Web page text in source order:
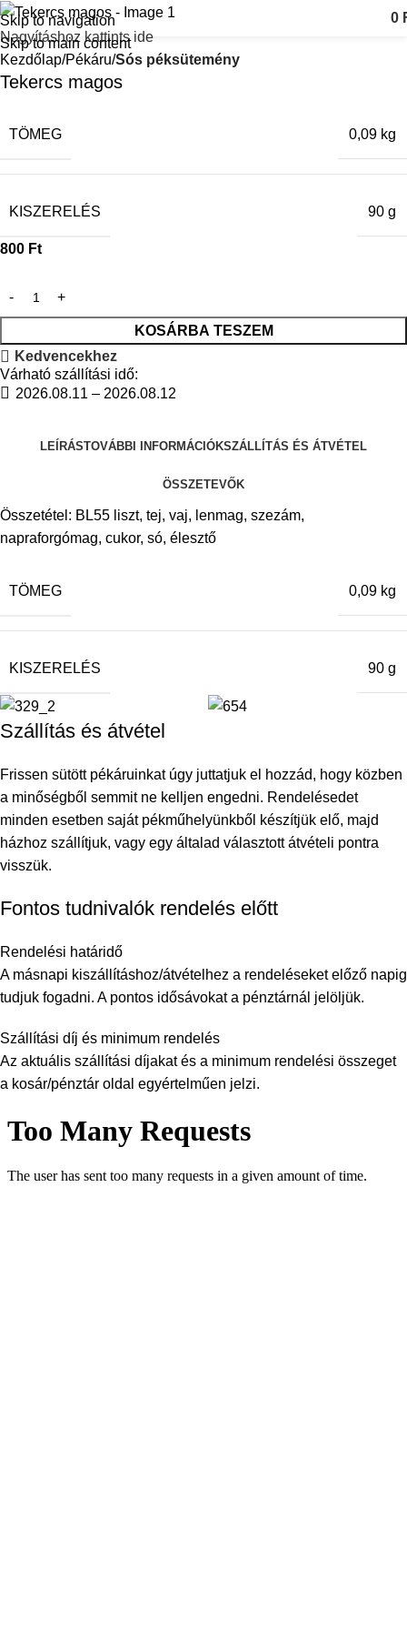
Skip to navigation
Skip to main content
0
Nagyításhoz kattints ide
Kezdőlap Pékáru Sós péksütemény
Tekercs magos
TÖMEG 0,09 kg
KISZERELÉS 90 g
800 Ft
KOSÁRBA TESZEM
Kedvencekhez
Várható szállítási idő:
2026.08.11 – 2026.08.12
LEÍRÁSTOVÁBBI INFORMÁCIÓKSZÁLLÍTÁS ÉS ÁTVÉTEL
ÖSSZETEVŐK
Összetétel: BL55 liszt, tej, vaj, lenmag, szezám,
napraforgómag, cukor, só, élesztő
TÖMEG 0,09 kg
KISZERELÉS 90 g
Szállítás és átvétel
Frissen sütött pékáruinkat úgy juttatjuk el hozzád, hogy közben
a minőségből semmit ne kelljen engedni. Rendelésedet
minden esetben saját pékműhelyünkből készítjük elő, majd
házhoz szállítjuk, vagy egy általad választott átvételi pontra
visszük.
Fontos tudnivalók rendelés előtt
Rendelési határidő
A másnapi kiszállításhoz/átvételhez a rendeléseket előző napig
tudjuk fogadni. A pontos idősávokat a pénztárnál jelöljük.
Szállítási díj és minimum rendelés
Az aktuális szállítási díjakat és a minimum rendelési összeget
a kosár/pénztár oldal egyértelműen jelzi.